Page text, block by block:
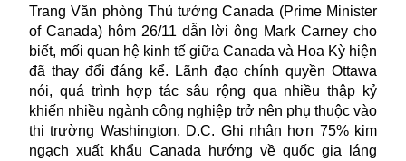
Trang Văn phòng Thủ tướng Canada (Prime Minister
of Canada) hôm 26/11 dẫn lời ông Mark Carney cho
biết, mối quan hệ kinh tế giữa Canada và Hoa Kỳ hiện
đã thay đổi đáng kể. Lãnh đạo chính quyền Ottawa
nói, quá trình hợp tác sâu rộng qua nhiều thập kỷ
khiến nhiều ngành công nghiệp trở nên phụ thuộc vào
thị trường Washington, D.C. Ghi nhận hơn 75% kim
ngạch xuất khẩu Canada hướng về quốc gia láng